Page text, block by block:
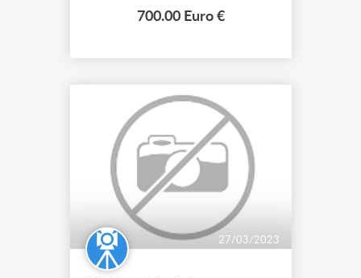
d'envoi
700.00 Euro €
27/03/2023